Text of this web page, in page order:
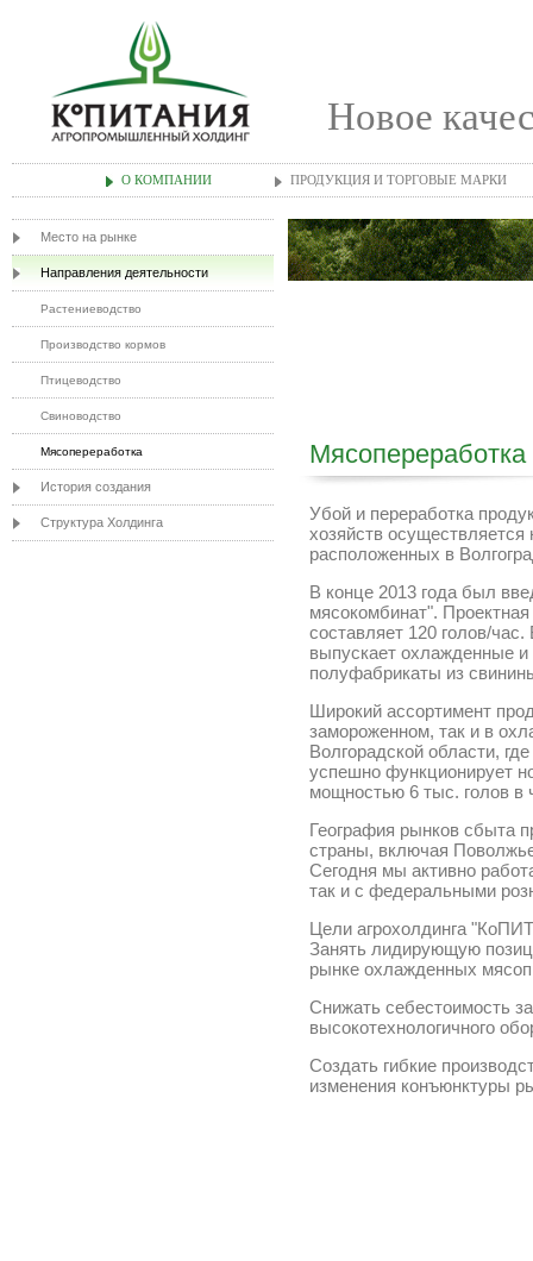
Новое
О КОМПАНИИ ПРОДУКЦИЯ И ТОРГОВЫЕ МАРКИ
Место на рынке
Направления деятельности
Растениеводство
Производство кормов
Птицеводство
Свиноводство
Мясопереработка
История создания
Структура Холдинга
Мясопереработка
Убой и переработка
хозяйств
расположенных в
В конце 2013 года был
мясокомбинат".
составляет 120 голов/
выпускает охлажденные
полуфабрикаты из
Широкий ассортимент
замороженном, так и в
Волгорадской области,
успешно функционирует
мощностью 6 тыс. голов в
География рынков сбыта
страны, включая
Сегодня мы активно
так и с федеральными
Цели агрохолдинга
Занять лидирующую
рынке охлажденных
Снижать себестоимость
высокотехнологичного
Создать гибкие
изменения конъюнктуры